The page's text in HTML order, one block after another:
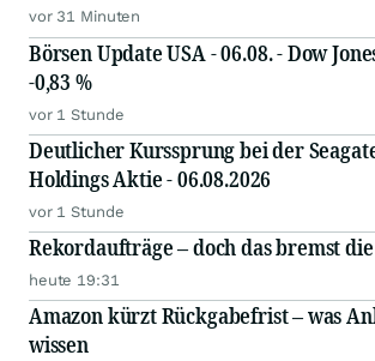
vor 31 Minuten
Börsen Update USA - 06.08. - Dow
-0,83 %
vor 1 Stunde
Deutlicher Kurssprung bei der
Holdings Aktie - 06.08.2026
vor 1 Stunde
Rekordaufträge – doch das bremst
heute 19:31
Amazon kürzt Rückgabefrist – was
wissen